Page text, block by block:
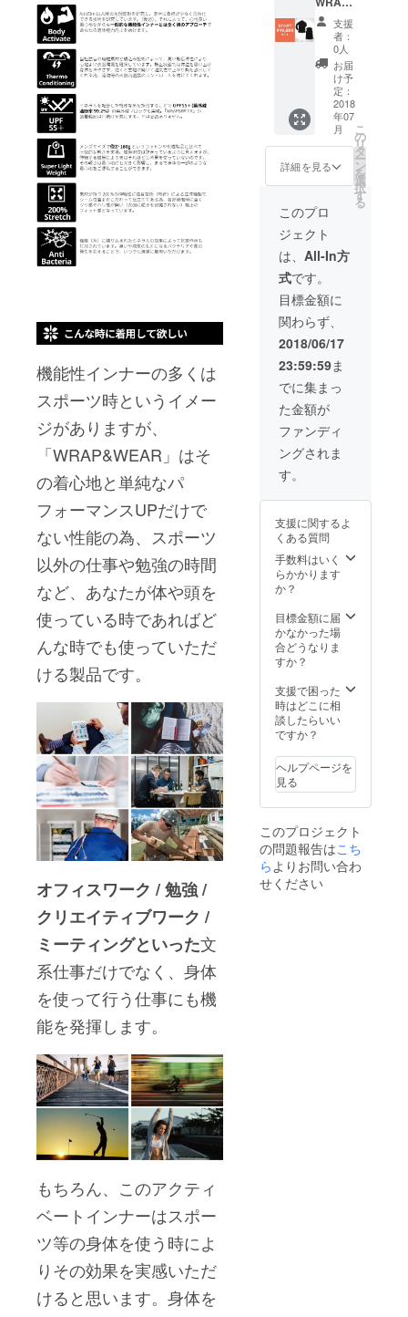
機能性インナーの多くは
スポーツ時というイメー
ジがありますが、
「WRAP&WEAR」はそ
の着心地と単純なパ
フォーマンスUPだけで
ない性能の為、スポーツ
以外の仕事や勉強の時間
など、あなたが体や頭を
使っている時であればど
んな時でも使っていただ
ける製品です。
オフィスワーク / 勉強 /
クリエイティブワーク /
ミーティングといった文
系仕事だけでなく、身体
を使って行う仕事にも機
能を発揮します。
もちろん、このアクティ
ベートインナーはスポー
ツ等の身体を使う時によ
りその効果を実感いただ
けると思います。身体を
&amp;
WEAR
SP Ver
ロング
スリー
ブ 1着
WRAP
&amp;
WEAR
SP Ver
ノース
リーブ
1着※ 送
料国内
一律
800円
支援
者：
0人
お届
け予
定：
2018
年07
月
詳細を見る
こ
の
リ
タ
ー
ン
を
選
択
す
る
このプロ
ジェクト
は、 All-In方
式です。
目標金額に
関わらず、
2018/06/17
23:59:59ま
でに集まっ
た金額が
ファンディ
ングされま
す。
支援に関するよ
くある質問
手数料はいく
らかかります
か？
目標金額に届
かなかった場
合どうなりま
すか？
支援で困った
時はどこに相
談したらいい
ですか？
ヘルプページを
見る
このプロジェクト
の問題報告はこち
らよりお問い合わ
せください